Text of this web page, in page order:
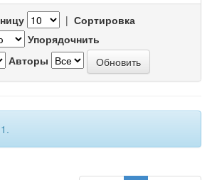
| Сортировка
Упорядочнить
Авторы